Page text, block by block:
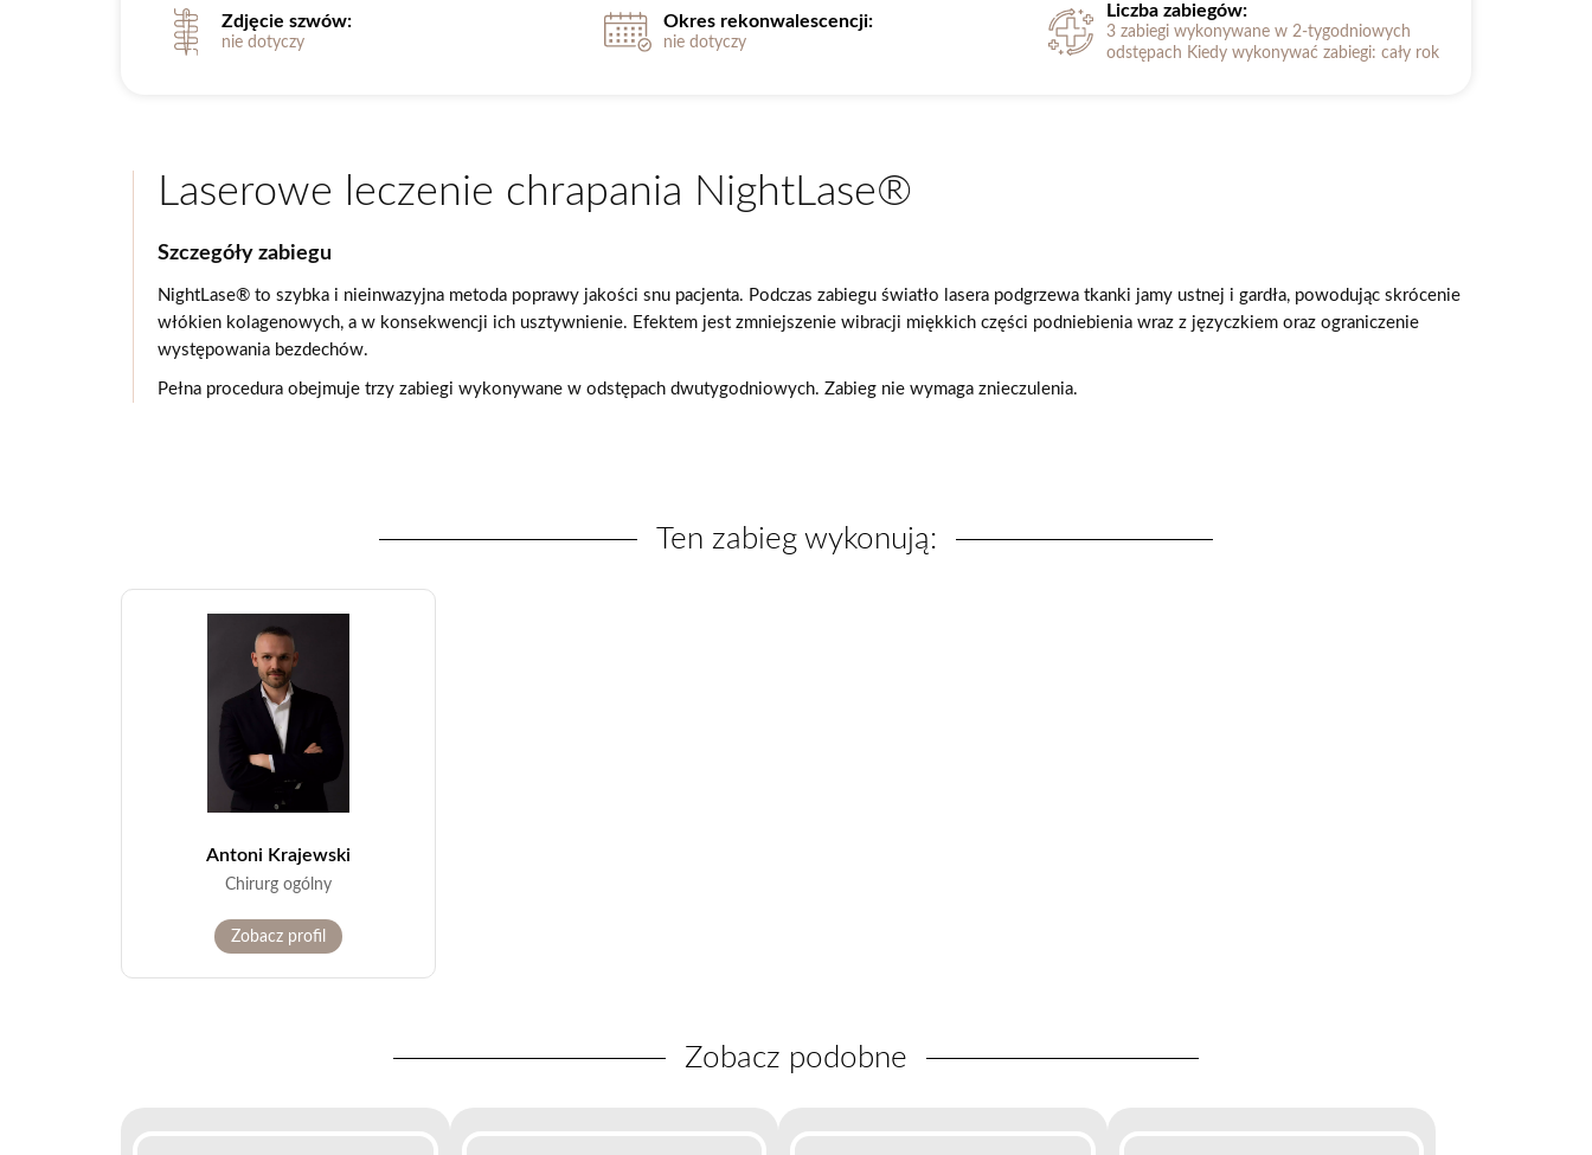
Zdjęcie szwów:
nie dotyczy
Okres rekonwalescencji:
nie dotyczy
Liczba zabiegów:
3 zabiegi wykonywane w 2-tygodniowych
odstępach Kiedy wykonywać zabiegi: cały rok
Laserowe leczenie chrapania NightLase®
Szczegóły zabiegu
NightLase® to szybka i nieinwazyjna metoda poprawy jakości snu pacjenta. Podczas zabiegu światło lasera podgrzewa tkanki jamy ustnej i gardła, powodując skrócenie
włókien kolagenowych, a w konsekwencji ich usztywnienie. Efektem jest zmniejszenie wibracji miękkich części podniebienia wraz z języczkiem oraz ograniczenie
występowania bezdechów.
Pełna procedura obejmuje trzy zabiegi wykonywane w odstępach dwutygodniowych. Zabieg nie wymaga znieczulenia.
Ten zabieg wykonują:
Antoni Krajewski
Chirurg ogólny
Zobacz profil
Zobacz podobne